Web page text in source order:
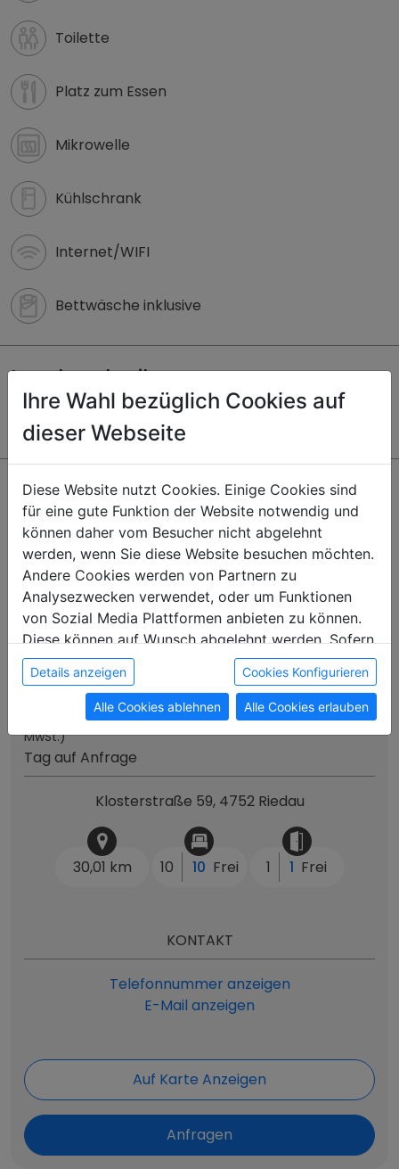
Toilette
Platz zum Essen
Mikrowelle
Kühlschrank
Internet/WIFI
Bettwäsche inklusive
Lagebeschreibung
Zentrale Lage
Adresse
Klosterstraße 59
4752 Riedau
Telefonnummer anzeigen
E-Mail anzeigen
ab390 €
ab 140 € Woche(keine
MwSt.)
Tag auf Anfrage
Klosterstraße 59, 4752 Riedau
30,01 km 10 10 Frei 1 1 Frei
KONTAKT
Telefonnummer anzeigen
E-Mail anzeigen
Auf Karte Anzeigen
Anfragen
Ihre Wahl bezüglich Cookies auf
dieser Webseite
Diese Website nutzt Cookies. Einige Cookies sind
für eine gute Funktion der Website notwendig und
können daher vom Besucher nicht abgelehnt
werden, wenn Sie diese Website besuchen möchten.
Andere Cookies werden von Partnern zu
Analysezwecken verwendet, oder um Funktionen
von Sozial Media Plattformen anbieten zu können.
Diese können auf Wunsch abgelehnt werden. Sofern
sie unsere Webseite weiter nutzen, geben Sie
Einwilligung zu unseren Cookies.
Details anzeigen Cookies Konfigurieren
Alle Cookies ablehnen Alle Cookies erlauben